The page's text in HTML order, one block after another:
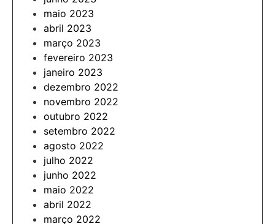
maio 2023
abril 2023
março 2023
fevereiro 2023
janeiro 2023
dezembro 2022
novembro 2022
outubro 2022
setembro 2022
agosto 2022
julho 2022
junho 2022
maio 2022
abril 2022
março 2022